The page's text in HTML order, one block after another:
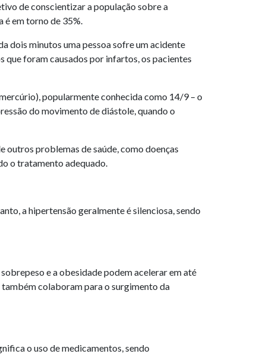
de conscientizar a população sobre a
em torno de 35%.
dois minutos uma pessoa sofre um acidente
que foram causados por infartos, os pacientes
popularmente conhecida como 14/9 – o
do movimento de diástole, quando o
problemas de saúde, como doenças
o tratamento adequado.
a hipertensão geralmente é silenciosa, sendo
e a obesidade podem acelerar em até
também colaboram para o surgimento da
o uso de medicamentos, sendo